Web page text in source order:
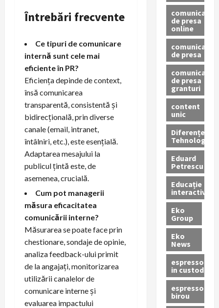
Întrebări frecvente
Ce tipuri de comunicare
internă sunt cele mai
eficiente în PR?
Eficiența depinde de context,
însă comunicarea
transparentă, consistentă și
bidirecțională, prin diverse
canale (email, intranet,
întâlniri, etc.), este esențială.
Adaptarea mesajului la
publicul țintă este, de
asemenea, crucială.
Cum pot managerii
măsura eficacitatea
comunicării interne?
Măsurarea se poate face prin
chestionare, sondaje de opinie,
analiza feedback-ului primit
de la angajați, monitorizarea
utilizării canalelor de
comunicare interne și
evaluarea impactului
comunicat
de presa
online
comunicate
de presa
comunicate
de presa
granturi
content
unic
Diferențe
Tehnologice
Eduard
Petrescu
Educație
interactivă
Eko
Group
Eko
News
espressoare
in custodie
espressor
birou